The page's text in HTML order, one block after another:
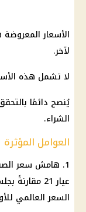
الأسعار
لآخر.
لا تشمل هذه
يُنصح دائمًا
الشراء.
العوامل المؤثرة
عيار 21
السعر العالمي للأونصة (حوالي